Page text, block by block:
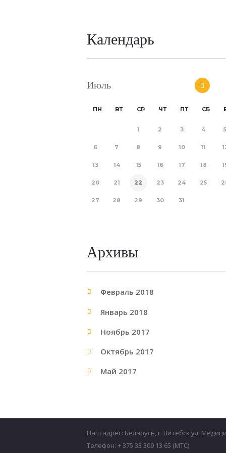
Календарь
Июль
ПН ВТ СР ЧТ ПТ СБ
1 2 3 4 5
6 7 8 9 10 11
13 14 15 16 17 18
20 21 22 23 24 25
27 28 29 30 31
Архивы
Февраль 2018
Январь 2018
Ноябрь 2017
Октябрь 2017
Май 2017
Наш адрес: Беларусь, г. Витебск ул.
Телефон: + 375 33 309 13 65 (МТС)